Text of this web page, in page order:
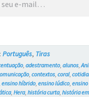
Português, Tiras
,adestramento,alunos,
,contextos,coral,
ensino híbrido,ensino lúdico,
,Hera,história curta,história